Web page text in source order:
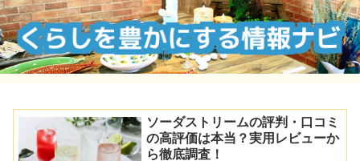
ソーダストリームの評判・口コミ
の高評価は本当？実用レビューか
ら徹底調査！